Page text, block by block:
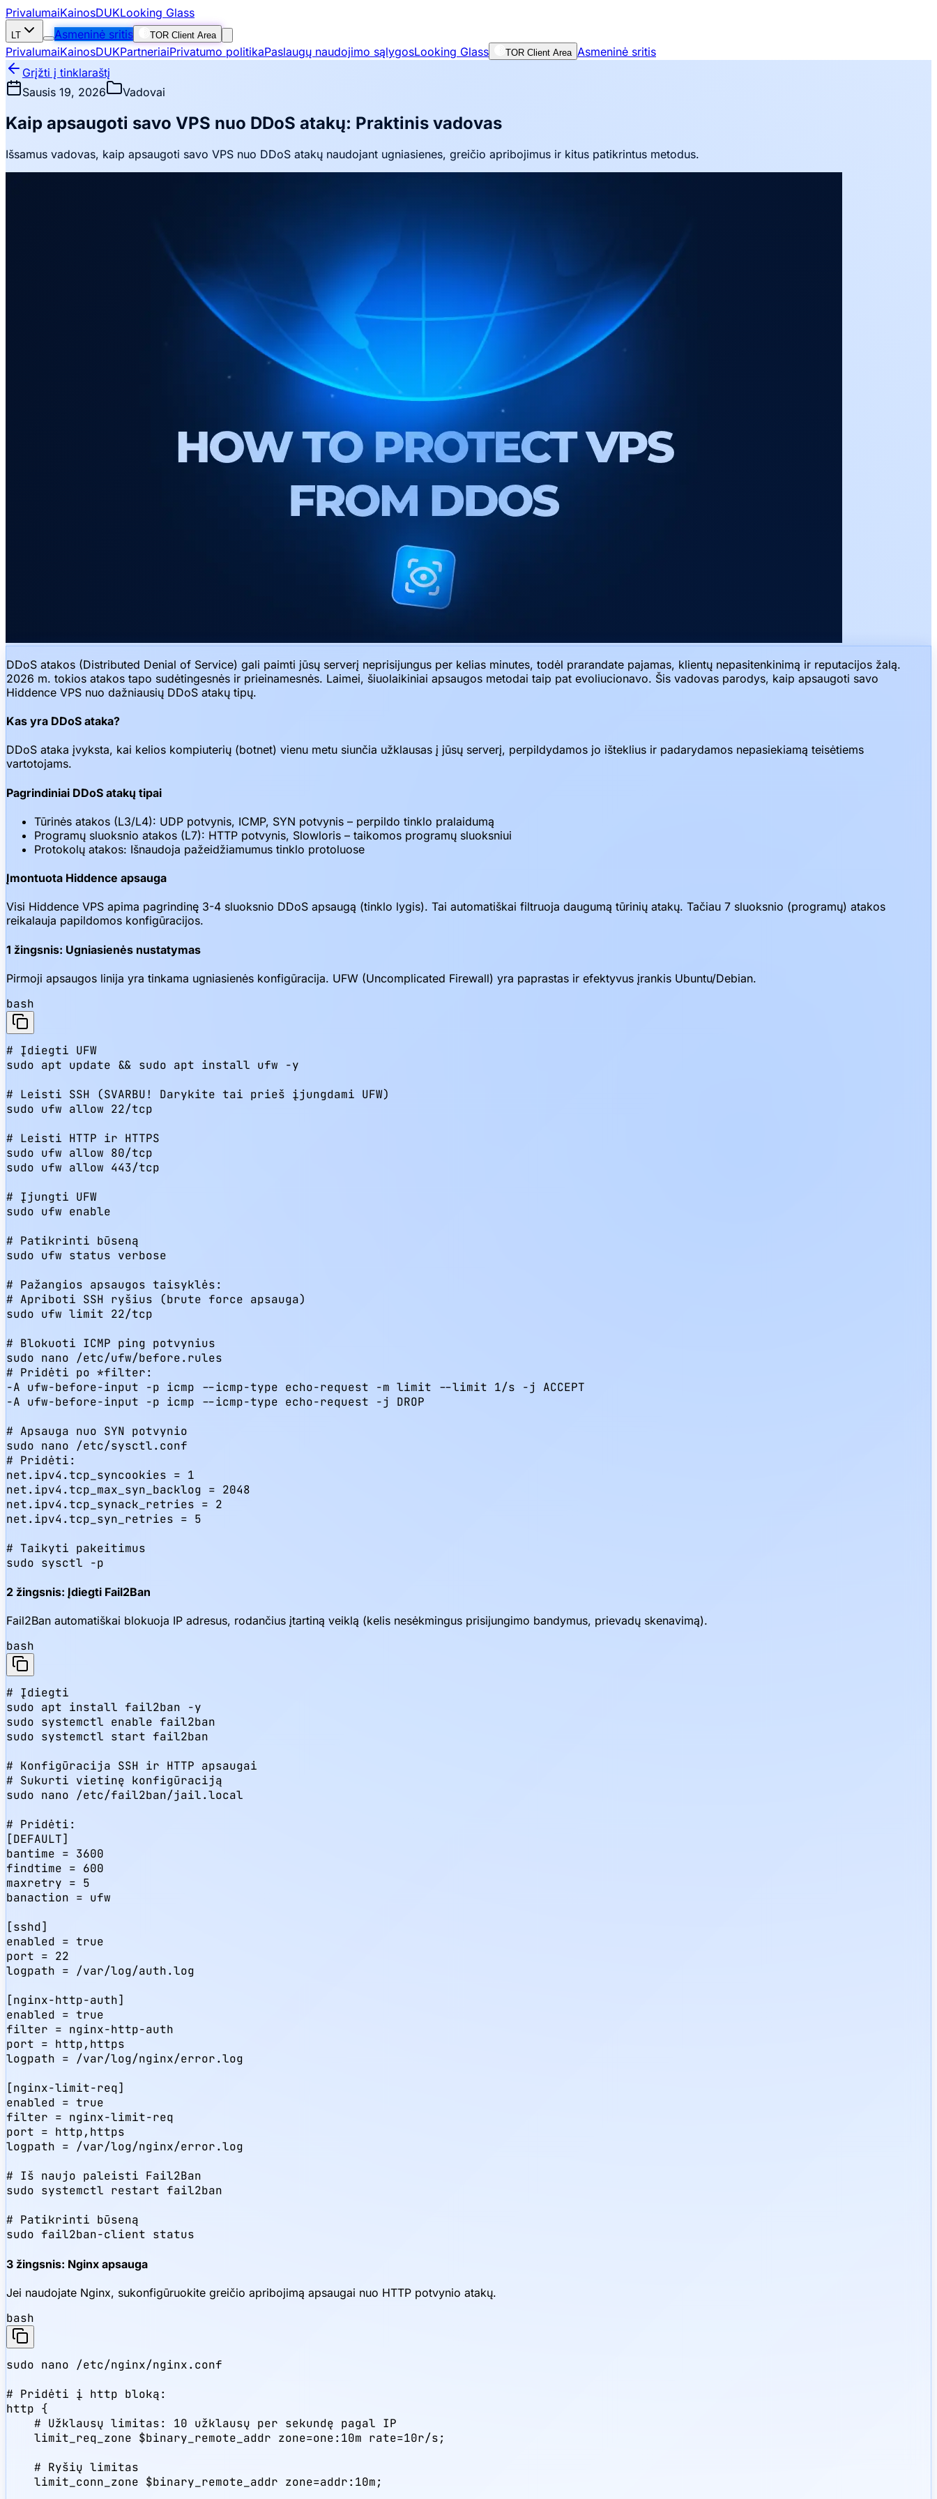
PrivalumaiKainosDUKLooking Glass
LT Asmeninė sritis TOR Client Area
PrivalumaiKainosDUKPartneriaiPrivatumo politikaPaslaugų naudojimo sąlygosLooking Glass TOR Client Area Asmeninė sritis
Grįžti į tinklaraštį
Sausis 19, 2026
Vadovai
Kaip apsaugoti savo VPS nuo DDoS atakų: Praktinis vadovas
Išsamus vadovas, kaip apsaugoti savo VPS nuo DDoS atakų naudojant ugniasienes, greičio apribojimus ir kitus patikrintus metodus.
DDoS atakos (Distributed Denial of Service) gali paimti jūsų serverį neprisijungus per kelias minutes, todėl prarandate pajamas, klientų nepasitenkinimą ir reputacijos žalą.
2026 m. tokios atakos tapo sudėtingesnės ir prieinamesnės. Laimei, šiuolaikiniai apsaugos metodai taip pat evoliucionavo. Šis vadovas parodys, kaip apsaugoti savo
Hiddence VPS nuo dažniausių DDoS atakų tipų.
Kas yra DDoS ataka?
DDoS ataka įvyksta, kai kelios kompiuterių (botnet) vienu metu siunčia užklausas į jūsų serverį, perpildydamos jo išteklius ir padarydamos nepasiekiamą teisėtiems
vartotojams.
Pagrindiniai DDoS atakų tipai
Tūrinės atakos (L3/L4): UDP potvynis, ICMP, SYN potvynis – perpildo tinklo pralaidumą
Programų sluoksnio atakos (L7): HTTP potvynis, Slowloris – taikomos programų sluoksniui
Protokolų atakos: Išnaudoja pažeidžiamumus tinklo protoluose
Įmontuota Hiddence apsauga
Visi Hiddence VPS apima pagrindinę 3-4 sluoksnio DDoS apsaugą (tinklo lygis). Tai automatiškai filtruoja daugumą tūrinių atakų. Tačiau 7 sluoksnio (programų) atakos
reikalauja papildomos konfigūracijos.
1 žingsnis: Ugniasienės nustatymas
Pirmoji apsaugos linija yra tinkama ugniasienės konfigūracija. UFW (Uncomplicated Firewall) yra paprastas ir efektyvus įrankis Ubuntu/Debian.
bash
# Įdiegti UFW
sudo apt update && sudo apt install ufw -y
# Leisti SSH (SVARBU! Darykite tai prieš įjungdami UFW)
sudo ufw allow 22/tcp
# Leisti HTTP ir HTTPS
sudo ufw allow 80/tcp
sudo ufw allow 443/tcp
# Įjungti UFW
sudo ufw enable
# Patikrinti būseną
sudo ufw status verbose
# Pažangios apsaugos taisyklės:
# Apriboti SSH ryšius (brute force apsauga)
sudo ufw limit 22/tcp
# Blokuoti ICMP ping potvynius
sudo nano /etc/ufw/before.rules
# Pridėti po *filter:
-A ufw-before-input -p icmp --icmp-type echo-request -m limit --limit 1/s -j ACCEPT
-A ufw-before-input -p icmp --icmp-type echo-request -j DROP
# Apsauga nuo SYN potvynio
sudo nano /etc/sysctl.conf
# Pridėti:
net.ipv4.tcp_syncookies = 1
net.ipv4.tcp_max_syn_backlog = 2048
net.ipv4.tcp_synack_retries = 2
net.ipv4.tcp_syn_retries = 5
# Taikyti pakeitimus
sudo sysctl -p
2 žingsnis: Įdiegti Fail2Ban
Fail2Ban automatiškai blokuoja IP adresus, rodančius įtartiną veiklą (kelis nesėkmingus prisijungimo bandymus, prievadų skenavimą).
bash
# Įdiegti
sudo apt install fail2ban -y
sudo systemctl enable fail2ban
sudo systemctl start fail2ban
# Konfigūracija SSH ir HTTP apsaugai
# Sukurti vietinę konfigūraciją
sudo nano /etc/fail2ban/jail.local
# Pridėti:
[DEFAULT]
bantime = 3600
findtime = 600
maxretry = 5
banaction = ufw
[sshd]
enabled = true
port = 22
logpath = /var/log/auth.log
[nginx-http-auth]
enabled = true
filter = nginx-http-auth
port = http,https
logpath = /var/log/nginx/error.log
[nginx-limit-req]
enabled = true
filter = nginx-limit-req
port = http,https
logpath = /var/log/nginx/error.log
# Iš naujo paleisti Fail2Ban
sudo systemctl restart fail2ban
# Patikrinti būseną
sudo fail2ban-client status
3 žingsnis: Nginx apsauga
Jei naudojate Nginx, sukonfigūruokite greičio apribojimą apsaugai nuo HTTP potvynio atakų.
bash
sudo nano /etc/nginx/nginx.conf
# Pridėti į http bloką:
http {
    # Užklausų limitas: 10 užklausų per sekundę pagal IP
    limit_req_zone $binary_remote_addr zone=one:10m rate=10r/s;
    # Ryšių limitas
    limit_conn_zone $binary_remote_addr zone=addr:10m;